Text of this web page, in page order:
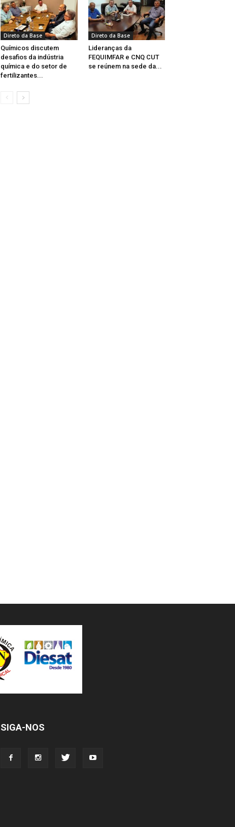
Direto da Base
Químicos discutem
desafios da indústria
química e do setor de
fertilizantes...
Direto da Base
Lideranças da
FEQUIMFAR e CNQ CUT
se reúnem na sede da...
SIGA-NOS